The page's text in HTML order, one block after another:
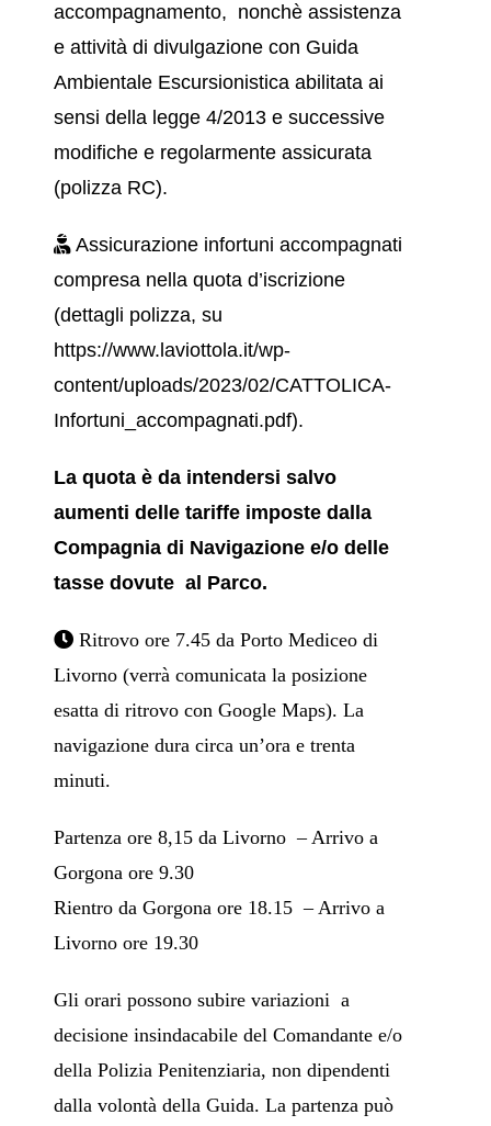
accompagnamento, nonchè assistenza
e attività di divulgazione con Guida
Ambientale Escursionistica abilitata ai
sensi della legge 4/2013 e successive
modifiche e regolarmente assicurata
(polizza RC).
Assicurazione infortuni accompagnati
compresa nella quota d’iscrizione
(dettagli polizza, su
https://www.laviottola.it/wp-
content/uploads/2023/02/CATTOLICA-
Infortuni_accompagnati.pdf).
La quota è da intendersi salvo
aumenti delle tariffe imposte dalla
Compagnia di Navigazione e/o delle
tasse dovute al Parco.
Ritrovo ore 7.45 da Porto Mediceo di
Livorno (verrà comunicata la posizione
esatta di ritrovo con Google Maps). La
navigazione dura circa un’ora e trenta
minuti.
Partenza ore 8,15 da Livorno – Arrivo a
Gorgona ore 9.30
Rientro da Gorgona ore 18.15 – Arrivo a
Livorno ore 19.30
Gli orari possono subire variazioni a
decisione insindacabile del Comandante e/o
della Polizia Penitenziaria, non dipendenti
dalla volontà della Guida.La partenza può